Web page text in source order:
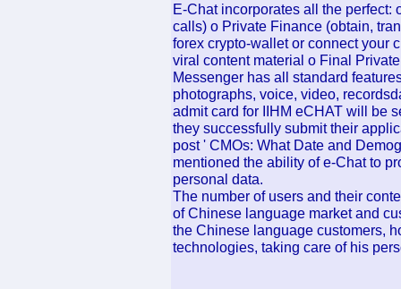
E-Chat incorporates all the perfect:
calls) o Private Finance (obtain,
forex crypto-wallet or connect your
viral content material o Final
Messenger has all standard
photographs, voice, video,
admit card for IIHM eCHAT will be
they successfully submit their
post ' CMOs: What Date and
mentioned the ability of e-Chat to
personal data.
The number of users and their
of Chinese language market and
the Chinese language customers,
technologies, taking care of his